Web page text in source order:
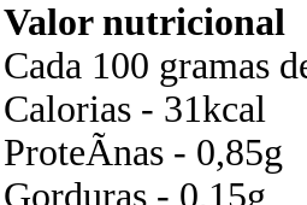
Valor nutricional
Cada 100 gramas
Calorias - 31kcal
ProteÃ­nas - 0,85g
Gorduras - 0,15g